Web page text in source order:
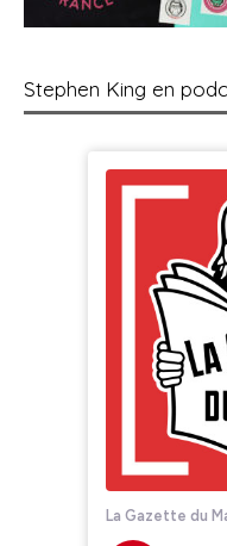
Stephen King en